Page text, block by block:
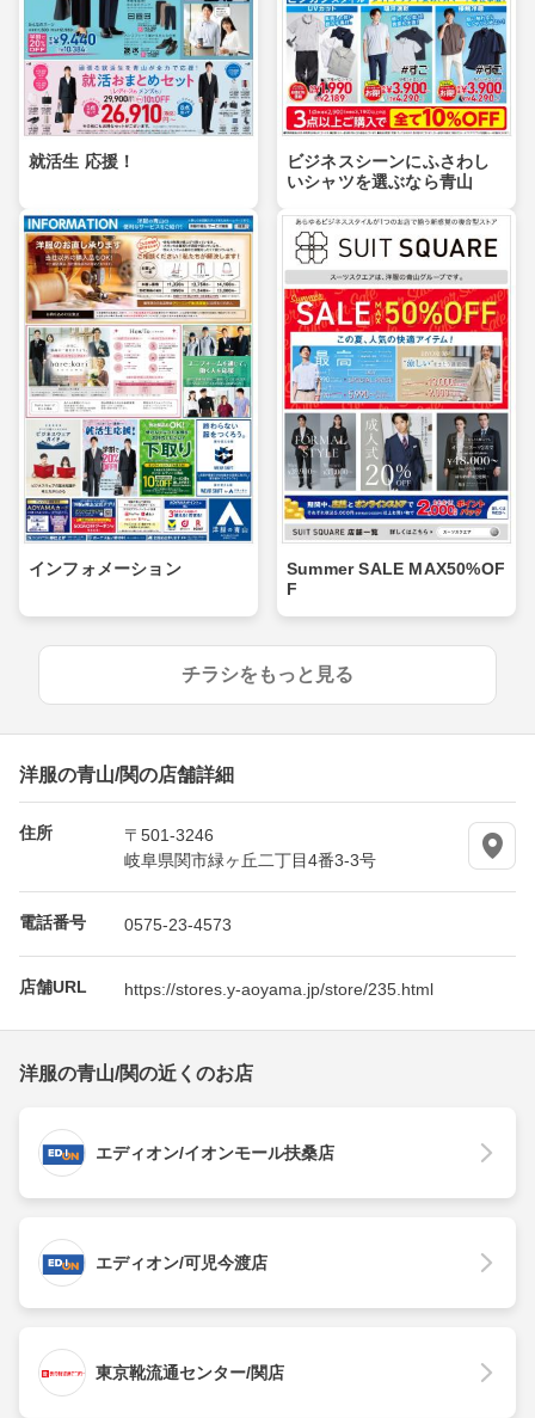
就活生 応援！
ビジネスシーンにふさわし
いシャツを選ぶなら青山
インフォメーション
Summer SALE MAX50%OF
F
チラシをもっと見る
洋服の青山/関の店舗詳細
住所
〒501-3246
岐阜県関市緑ヶ丘二丁目4番3-3号
電話番号 0575-23-4573
店舗URL https://stores.y-aoyama.jp/store/235.html
洋服の青山/関の近くのお店
エディオン/イオンモール扶桑店
エディオン/可児今渡店
東京靴流通センター/関店